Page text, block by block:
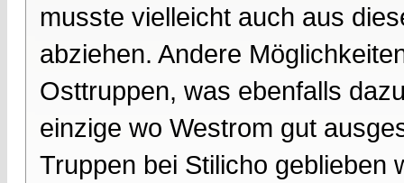
musste vielleicht auch aus
abziehen. Andere
Osttruppen, was ebenfalls
einzige wo Westrom gut
Truppen bei Stilicho geblieben